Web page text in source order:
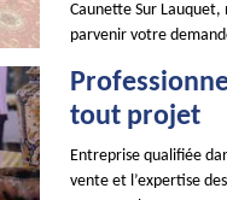
Caunette Sur Lauquet,
parvenir votre
tout projet
Entreprise qualifiée
vente et l’expertise